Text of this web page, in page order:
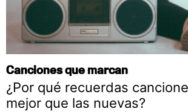
Canciones que marcan
¿Por qué recuerdas
mejor que las nuevas?